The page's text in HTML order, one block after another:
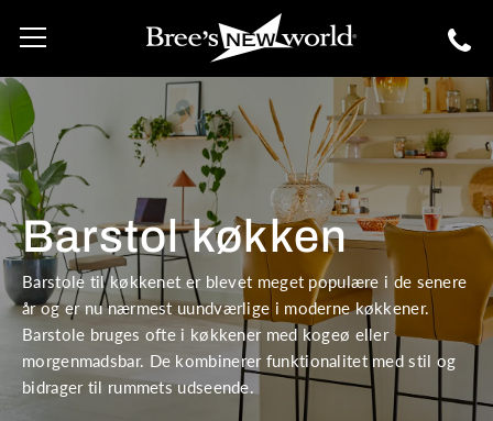
Barstol køkken
Barstole til køkkenet er blevet meget populære i de senere
år og er nu nærmest uundværlige i moderne køkkener.
Barstole bruges ofte i køkkener med kogeø eller
morgenmadsbar. De kombinerer funktionalitet med stil og
bidrager til rummets udseende.